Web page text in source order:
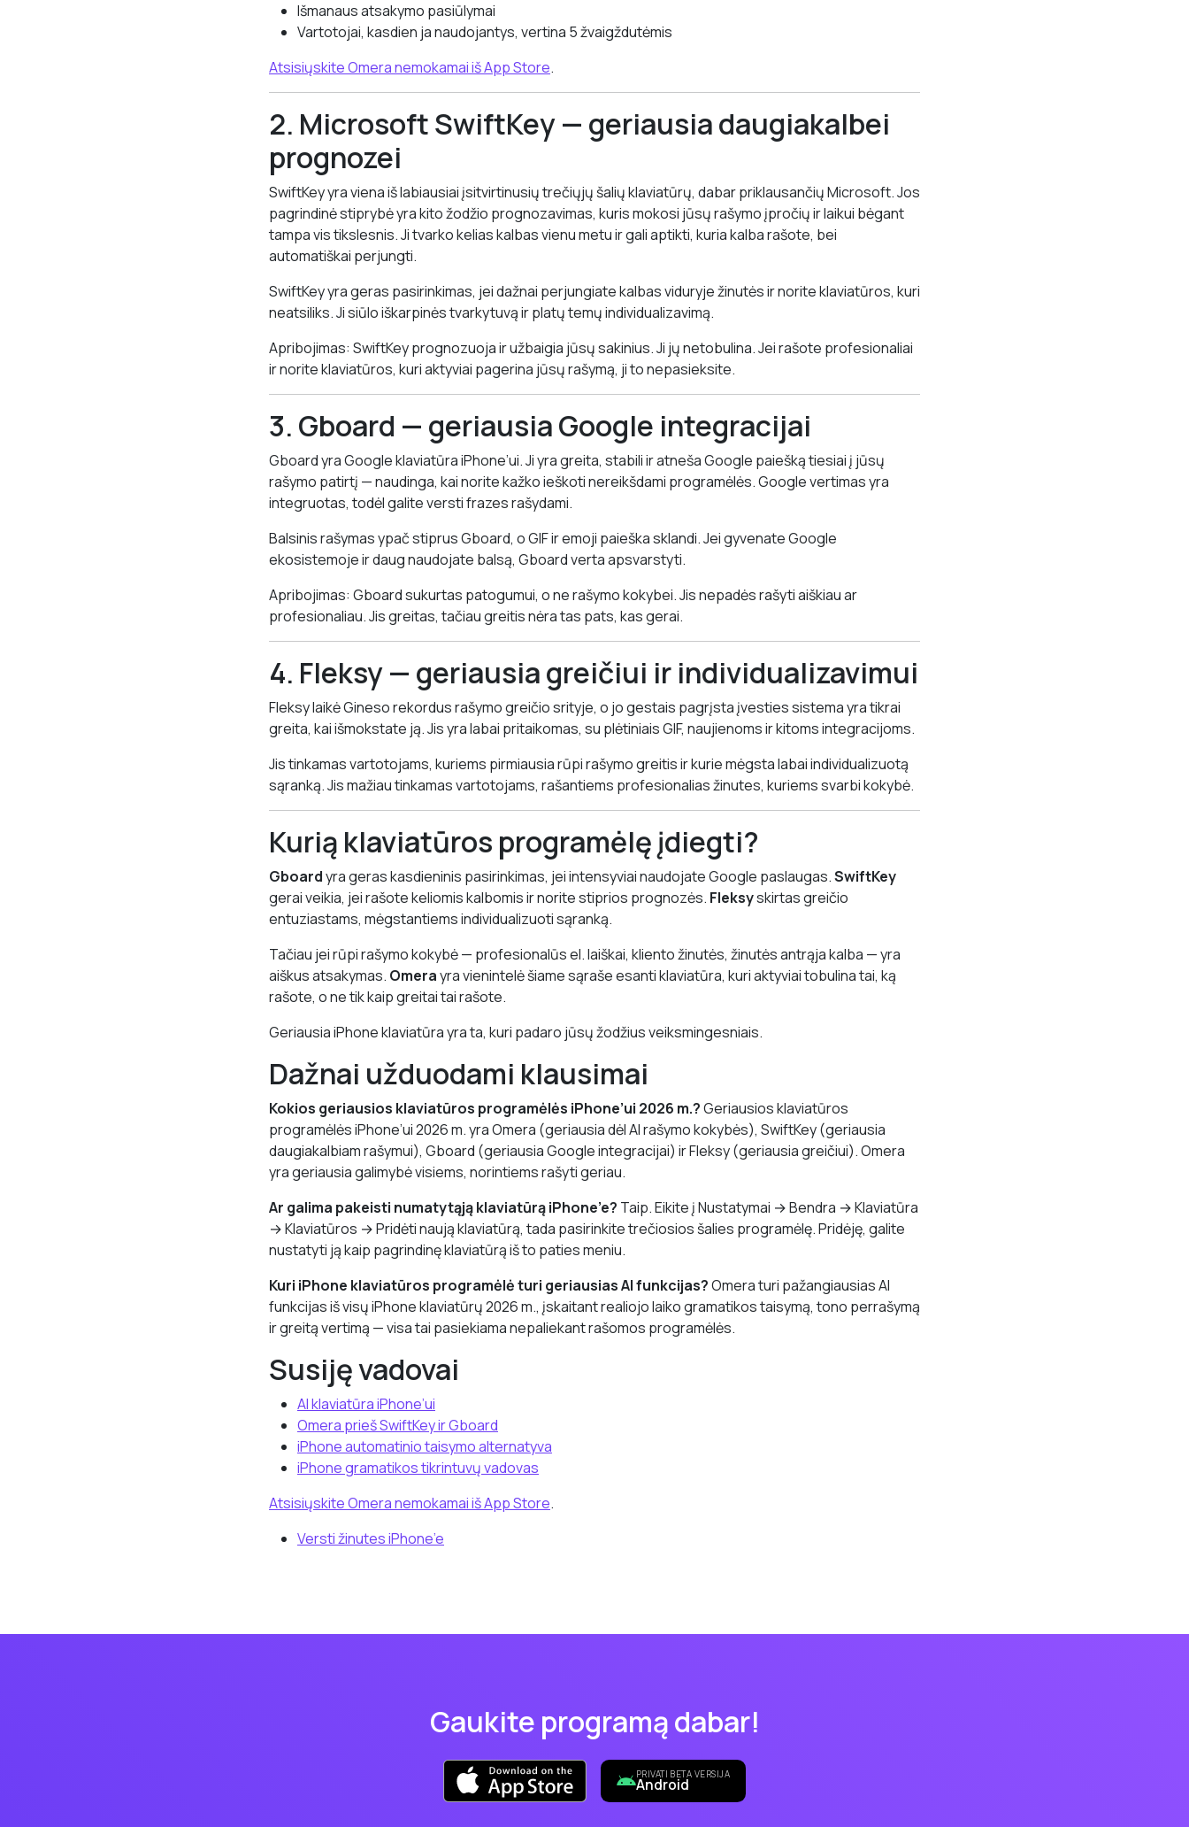
Išmanaus atsakymo pasiūlymai
Vartotojai, kasdien ja naudojantys, vertina 5 žvaigždutėmis
Atsisiųskite Omera nemokamai iš App Store.
2. Microsoft SwiftKey — geriausia daugiakalbei
prognozei
SwiftKey yra viena iš labiausiai įsitvirtinusių trečiųjų šalių klaviatūrų, dabar priklausančių Microsoft. Jos
pagrindinė stiprybė yra kito žodžio prognozavimas, kuris mokosi jūsų rašymo įpročių ir laikui bėgant
tampa vis tikslesnis. Ji tvarko kelias kalbas vienu metu ir gali aptikti, kuria kalba rašote, bei
automatiškai perjungti.
SwiftKey yra geras pasirinkimas, jei dažnai perjungiate kalbas viduryje žinutės ir norite klaviatūros, kuri
neatsiliks. Ji siūlo iškarpinės tvarkytuvą ir platų temų individualizavimą.
Apribojimas: SwiftKey prognozuoja ir užbaigia jūsų sakinius. Ji jų netobulina. Jei rašote profesionaliai
ir norite klaviatūros, kuri aktyviai pagerina jūsų rašymą, ji to nepasieksite.
3. Gboard — geriausia Google integracijai
Gboard yra Google klaviatūra iPhone’ui. Ji yra greita, stabili ir atneša Google paiešką tiesiai į jūsų
rašymo patirtį — naudinga, kai norite kažko ieškoti nereikšdami programėlės. Google vertimas yra
integruotas, todėl galite versti frazes rašydami.
Balsinis rašymas ypač stiprus Gboard, o GIF ir emoji paieška sklandi. Jei gyvenate Google
ekosistemoje ir daug naudojate balsą, Gboard verta apsvarstyti.
Apribojimas: Gboard sukurtas patogumui, o ne rašymo kokybei. Jis nepadės rašyti aiškiau ar
profesionaliau. Jis greitas, tačiau greitis nėra tas pats, kas gerai.
4. Fleksy — geriausia greičiui ir individualizavimui
Fleksy laikė Gineso rekordus rašymo greičio srityje, o jo gestais pagrįsta įvesties sistema yra tikrai
greita, kai išmokstate ją. Jis yra labai pritaikomas, su plėtiniais GIF, naujienoms ir kitoms integracijoms.
Jis tinkamas vartotojams, kuriems pirmiausia rūpi rašymo greitis ir kurie mėgsta labai individualizuotą
sąranką. Jis mažiau tinkamas vartotojams, rašantiems profesionalias žinutes, kuriems svarbi kokybė.
Kurią klaviatūros programėlę įdiegti?
Gboardyra geras kasdieninis pasirinkimas, jei intensyviai naudojate Google paslaugas.SwiftKey
gerai veikia, jei rašote keliomis kalbomis ir norite stiprios prognozės. Fleksyskirtas greičio
entuziastams, mėgstantiems individualizuoti sąranką.
Tačiau jei rūpi rašymo kokybė — profesionalūs el. laiškai, kliento žinutės, žinutės antrąja kalba — yra
aiškus atsakymas. Omerayra vienintelė šiame sąraše esanti klaviatūra, kuri aktyviai tobulina tai, ką
rašote, o ne tik kaip greitai tai rašote.
Geriausia iPhone klaviatūra yra ta, kuri padaro jūsų žodžius veiksmingesniais.
Dažnai užduodami klausimai
Kokios geriausios klaviatūros programėlės iPhone’ui 2026 m.?Geriausios klaviatūros
programėlės iPhone’ui 2026 m. yra Omera (geriausia dėl AI rašymo kokybės), SwiftKey (geriausia
daugiakalbiam rašymui), Gboard (geriausia Google integracijai) ir Fleksy (geriausia greičiui). Omera
yra geriausia galimybė visiems, norintiems rašyti geriau.
Ar galima pakeisti numatytąją klaviatūrą iPhone’e? Taip. Eikite į Nustatymai → Bendra → Klaviatūra
→ Klaviatūros → Pridėti naują klaviatūrą, tada pasirinkite trečiosios šalies programėlę. Pridėję, galite
nustatyti ją kaip pagrindinę klaviatūrą iš to paties meniu.
Kuri iPhone klaviatūros programėlė turi geriausias AI funkcijas?Omera turi pažangiausias AI
funkcijas iš visų iPhone klaviatūrų 2026 m., įskaitant realiojo laiko gramatikos taisymą, tono perrašymą
ir greitą vertimą — visa tai pasiekiama nepaliekant rašomos programėlės.
Susiję vadovai
AI klaviatūra iPhone’ui
Omera prieš SwiftKey ir Gboard
iPhone automatinio taisymo alternatyva
iPhone gramatikos tikrintuvų vadovas
Atsisiųskite Omera nemokamai iš App Store.
Versti žinutes iPhone’e
Gaukite programą dabar!
PRIVATI BETA VERSIJA
Android